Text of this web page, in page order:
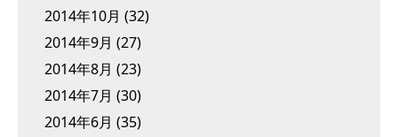
2014年10月 (32)
2014年9月 (27)
2014年8月 (23)
2014年7月 (30)
2014年6月 (35)